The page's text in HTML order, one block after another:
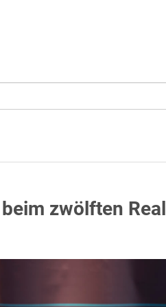
zwölften Real